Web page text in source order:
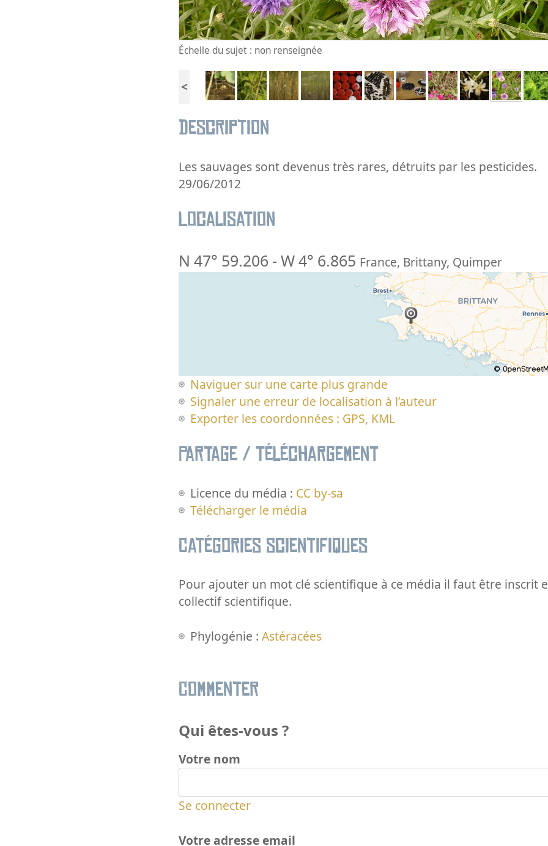
Échelle du sujet : non renseignée
<
Description
Les sauvages sont devenus très rares, détruits par les pesticides.
29/06/2012
Localisation
N 47° 59.206 - W 4° 6.865 France, Brittany, Quimper
Naviguer sur une carte plus grande
Signaler une erreur de localisation à l’auteur
Exporter les coordonnées : GPS, KML
Partage / Téléchargement
Licence du média : CC by-sa
Télécharger le média
Catégories scientifiques
Pour ajouter un mot clé scientifique à ce média il faut être inscrit
collectif scientifique.
Phylogénie :Astéracées
Commenter
Qui êtes-vous ?
Votre nom
Se connecter
Votre adresse email